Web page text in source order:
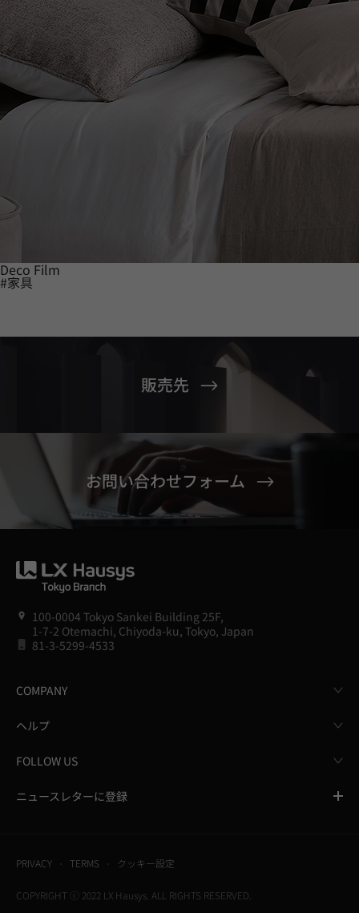
Deco Film
#家具
販売先
お問い合わせフォーム
100-0004 Tokyo Sankei Building 25F,
1-7-2 Otemachi, Chiyoda-ku, Tokyo, Japan
81-3-5299-4533
COMPANY
ヘルプ
FOLLOW US
ニュースレターに登録
PRIVACY TERMS クッキー設定
COPYRIGHT ⓒ 2022 LX Hausys. ALL RIGHTS RESERVED.